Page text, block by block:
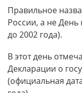
Правильное
России, а не День
до 2002 года).
В этот день
Декларации о
(официальная